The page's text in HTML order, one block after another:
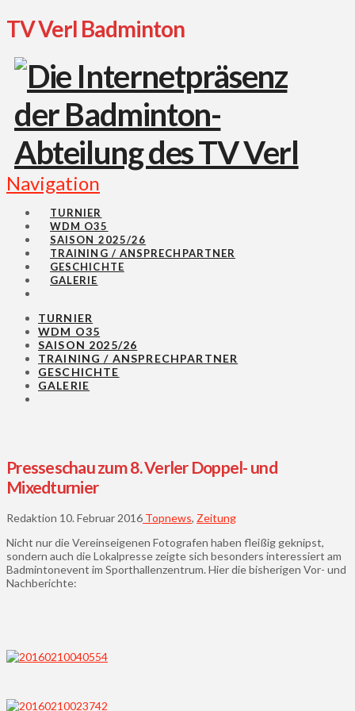
TV Verl Badminton
Navigation
TURNIER
WDM O35
SAISON 2025/26
TRAINING / ANSPRECHPARTNER
GESCHICHTE
GALERIE
TURNIER
WDM O35
SAISON 2025/26
TRAINING / ANSPRECHPARTNER
GESCHICHTE
GALERIE
Presseschau zum 8. Verler Doppel- und
Mixedturnier
Redaktion 10. Februar 2016 Topnews, Zeitung
Nicht nur die Vereinseigenen Fotografen haben fleißig geknipst,
sondern auch die Lokalpresse zeigte sich besonders interessiert am
Badmintonevent im Sporthallenzentrum. Hier die bisherigen Vor- und
Nachberichte: